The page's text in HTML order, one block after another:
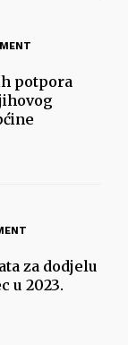
potpora
za dodjelu
u 2023.